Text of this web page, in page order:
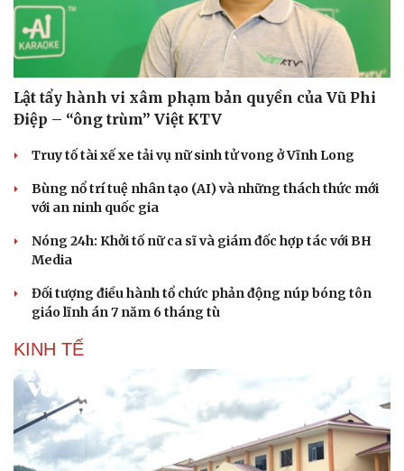
Du lịch
Săn Tour
Podcast
Kể chuyện cho bé
Hạt giống tâm hồn
Lật tẩy hành vi xâm phạm bản quyền của Vũ Phi
Điệp – “ông trùm” Việt KTV
Truy tố tài xế xe tải vụ nữ sinh tử vong ở Vĩnh Long
Bùng nổ trí tuệ nhân tạo (AI) và những thách thức mới
với an ninh quốc gia
Nóng 24h: Khởi tố nữ ca sĩ và giám đốc hợp tác với BH
Media
Đối tượng điều hành tổ chức phản động núp bóng tôn
giáo lĩnh án 7 năm 6 tháng tù
KINH TẾ